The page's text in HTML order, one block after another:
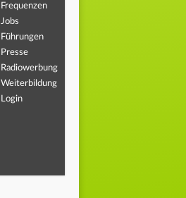
Frequenzen
Jobs
Führungen
Presse
Radiowerbung
Weiterbildung
Login